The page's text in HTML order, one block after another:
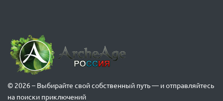
© 2026 – Выбирайте свой собственный путь — и отправляйтесь
на поиски приключений